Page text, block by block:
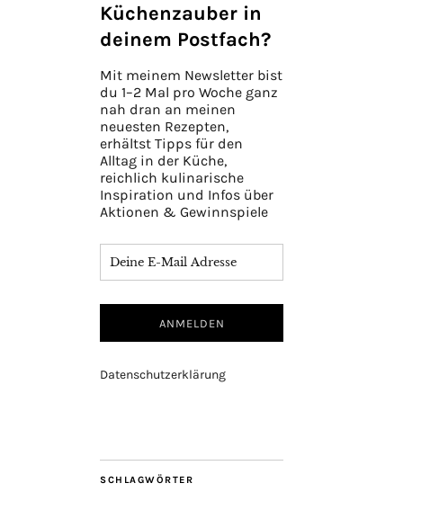
Küchenzauber in
deinem Postfach?
Mit meinem Newsletter bist
du 1–2 Mal pro Woche ganz
nah dran an meinen
neuesten Rezepten,
erhältst Tipps für den
Alltag in der Küche,
reichlich kulinarische
Inspiration und Infos über
Aktionen & Gewinnspiele
Datenschutzerklärung
SCHLAGWÖRTER